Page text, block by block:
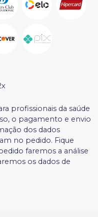
profissionais da saúde
o pagamento e envio
dos dados
no pedido. Fique
faremos a análise
os dados de